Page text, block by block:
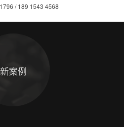
/ 189 1543 4568
新案例